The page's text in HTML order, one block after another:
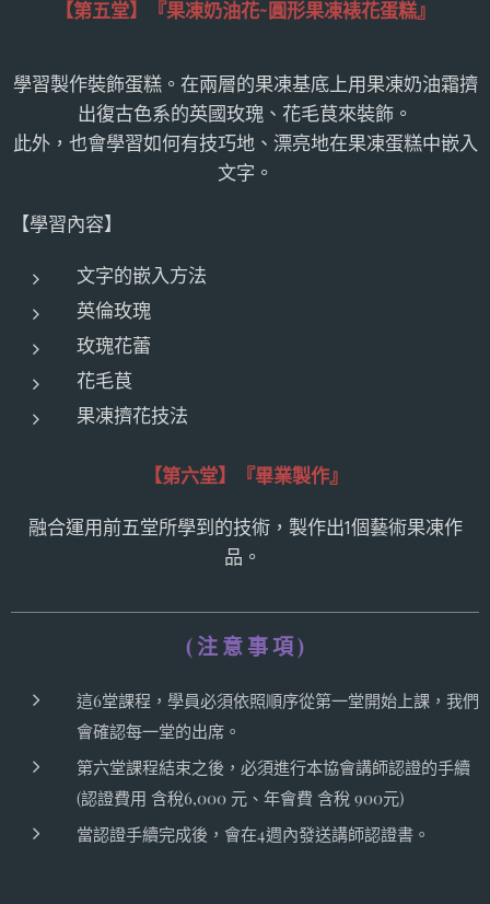
【第五堂】 『果凍奶油花~圓形果凍裱花蛋糕』
學習製作裝飾蛋糕。在兩層的果凍基底上用果凍奶油霜擠
出復古色系的英國玫瑰、花毛茛來裝飾。
此外，也會學習如何有技巧地、漂亮地在果凍蛋糕中嵌入
文字。
【學習內容】
文字的嵌入方法
英倫玫瑰
玫瑰花蕾
花毛茛
果凍擠花技法
【第六堂】 『畢業製作』
融合運用前五堂所學到的技術，製作出1個藝術果凍作
品。
( 注 意 事 項 )
這6堂課程，學員必須依照順序從第一堂開始上課，我們
會確認每一堂的出席。
第六堂課程結束之後，必須進行本協會講師認證的手續
(認證費用 含稅6,000 元、年會費 含稅 900元)
當認證手續完成後，會在4週內發送講師認證書。